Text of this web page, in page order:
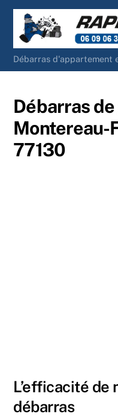
Skip
content
Débarras d'appartement
Débarras
Montereau-
77130
L’efficacité
débarras